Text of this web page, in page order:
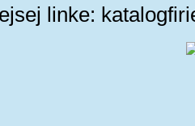
linke: